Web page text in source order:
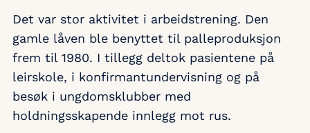
Det var stor aktivitet i arbeidstrening. Den
gamle låven ble benyttet til palleproduksjon
frem til 1980. I tillegg deltok pasientene på
leirskole, i konfirmantundervisning og på
besøk i ungdomsklubber med
holdningsskapende innlegg mot rus.